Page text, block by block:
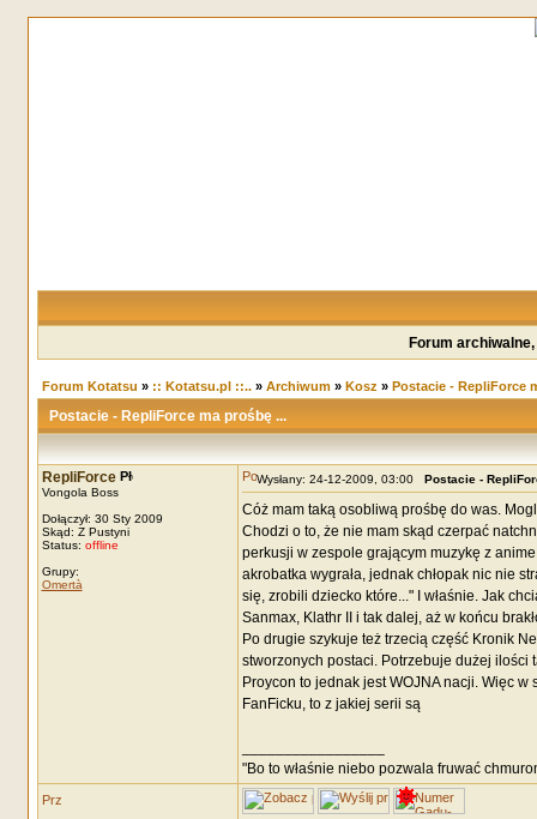
Forum
Forum Kotatsu » :: Kotatsu.pl ::..» Archiwum» Kosz » Postacie - RepliForce
Postacie - RepliForce ma prośbę ...
RepliForce
Vongola Boss
Dołączył: 30 Sty 2009
Skąd: Z Pustyni
Status: offline
Grupy:
Omertà
Wysłany: 24-12-2009, 03:00 Postacie -
Cóż mam taką osobliwą prośbę do was.
Chodzi o to, że nie mam skąd czerpać
perkusji w zespole grającym muzykę z
akrobatka wygrała, jednak chłopak nic nie
się, zrobili dziecko które..." I właśnie. Jak
Sanmax, Klathr II i tak dalej, aż w końcu
Po drugie szykuje też trzecią część Kronik
stworzonych postaci. Potrzebuje dużej ilości
Proycon to jednak jest WOJNA nacji. Więc
FanFicku, to z jakiej serii są
"Bo to właśnie niebo pozwala fruwać